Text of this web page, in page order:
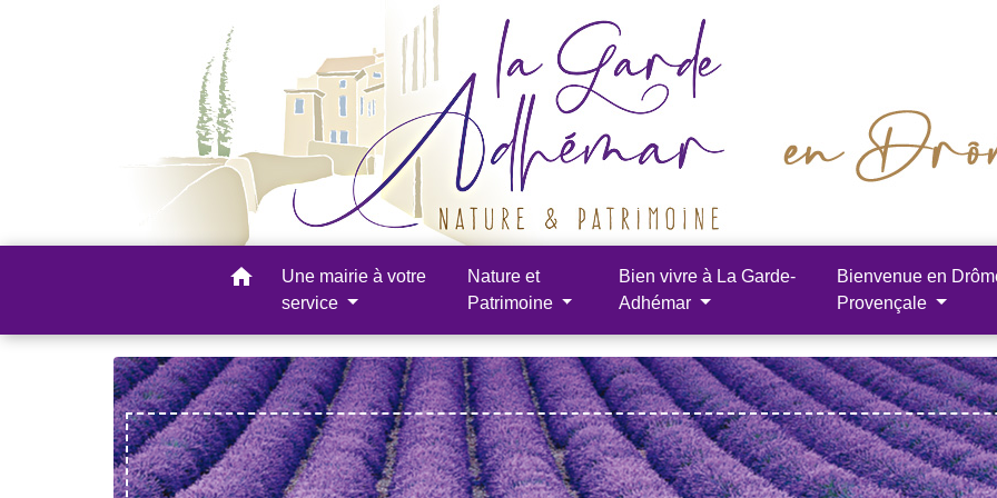
home
Une mairie à votre
service
Nature et
Patrimoine
Bien vivre à La Garde-
Adhémar
Bienvenue en
Provençale